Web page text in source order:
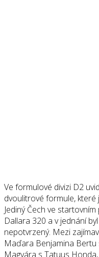
Ve formulové divizi D2
dvoulitrové formule, které
Jediný Čech ve
Dallara 320 a v jednání
nepotvrzený. Mezi
Maďara Benjamina Bertu
Magyára s Tatuus